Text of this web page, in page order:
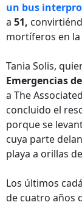
un bus
a 51,
mortíferos en
Tania Solis,
Emergencias
a The
concluido el
porque se
cuya parte
playa a orillas
Los últimos
de cuatro años